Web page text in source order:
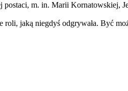
m. in. Marii Kornatowskiej,
jaką niegdyś odgrywała. Być